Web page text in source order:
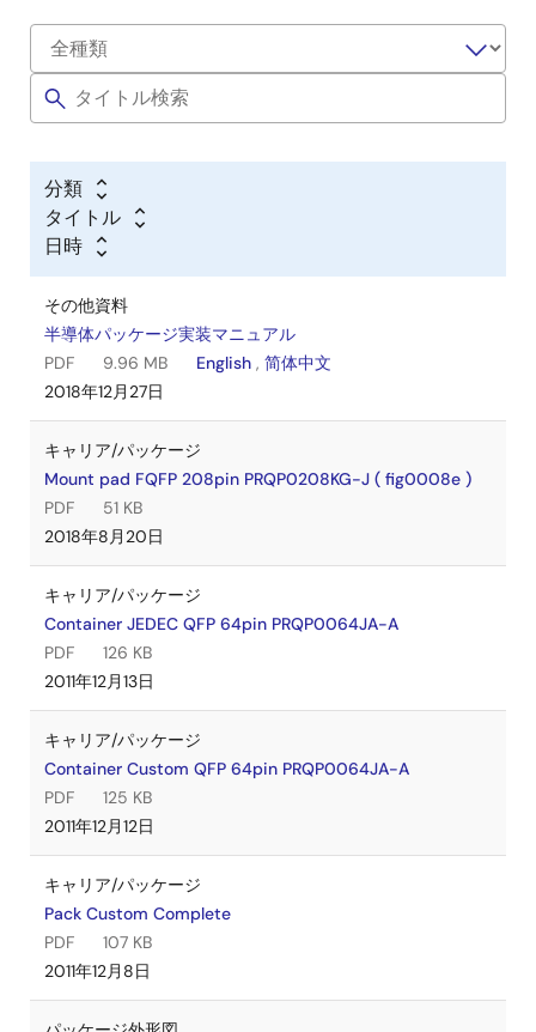
分類
タイトル
日時
その他資料
半導体パッケージ実装マニュアル
PDF
9.96 MB English , 简体中文
2018年12月27日
キャリア/パッケージ
Mount pad FQFP 208pin PRQP0208KG-J ( fig0008e )
PDF
51 KB
2018年8月20日
キャリア/パッケージ
Container JEDEC QFP 64pin PRQP0064JA-A
PDF
126 KB
2011年12月13日
キャリア/パッケージ
Container Custom QFP 64pin PRQP0064JA-A
PDF
125 KB
2011年12月12日
キャリア/パッケージ
Pack Custom Complete
PDF
107 KB
2011年12月8日